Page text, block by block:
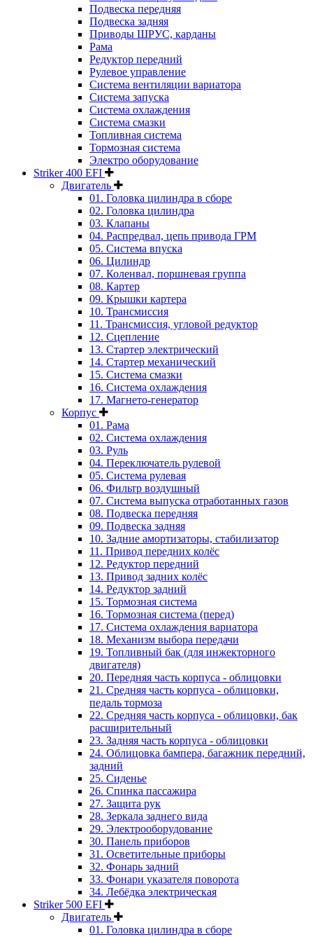
Подвеска передняя
Подвеска задняя
Приводы ШРУС, карданы
Рама
Редуктор передний
Рулевое управление
Система вентиляции вариатора
Система запуска
Система охлаждения
Система смазки
Топливная система
Тормозная система
Электро оборудование
Striker 400 EFI
Двигатель
01. Головка цилиндра в сборе
02. Головка цилиндра
03. Клапаны
04. Распредвал, цепь привода ГРМ
05. Система впуска
06. Цилиндр
07. Коленвал, поршневая группа
08. Картер
09. Крышки картера
10. Трансмиссия
11. Трансмиссия, угловой редуктор
12. Сцепление
13. Стартер электрический
14. Стартер механический
15. Система смазки
16. Система охлаждения
17. Магнето-генератор
Корпус
01. Рама
02. Система охлаждения
03. Руль
04. Переключатель рулевой
05. Система рулевая
06. Фильтр воздушный
07. Система выпуска отработанных газов
08. Подвеска передняя
09. Подвеска задняя
10. Задние амортизаторы, стабилизатор
11. Привод передних колёс
12. Редуктор передний
13. Привод задних колёс
14. Редуктор задний
15. Тормозная система
16. Тормозная система (перед)
17. Система охлаждения вариатора
18. Механизм выбора передачи
19. Топливный бак (для инжекторного
двигателя)
20. Передняя часть корпуса - облицовки
21. Средняя часть корпуса - облицовки,
педаль тормоза
22. Средняя часть корпуса - облицовки, бак
расширительный
23. Задняя часть корпуса - облицовки
24. Облицовка бампера, багажник передний,
задний
25. Сиденье
26. Спинка пассажира
27. Защита рук
28. Зеркала заднего вида
29. Электрооборудование
30. Панель приборов
31. Oсветительные приборы
32. Фонарь задний
33. Фонари указателя поворота
34. Лебёдка электрическая
Striker 500 EFI
Двигатель
01. Головка цилиндра в сборе